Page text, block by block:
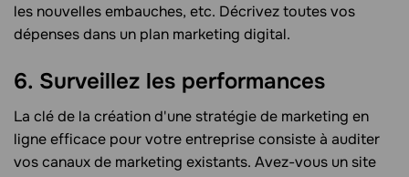
les nouvelles embauches, etc. Décrivez toutes vos
dépenses dans un plan marketing digital.
6. Surveillez les performances
La clé de la création d'une stratégie de marketing en
ligne efficace pour votre entreprise consiste à auditer
vos canaux de marketing existants. Avez-vous un site